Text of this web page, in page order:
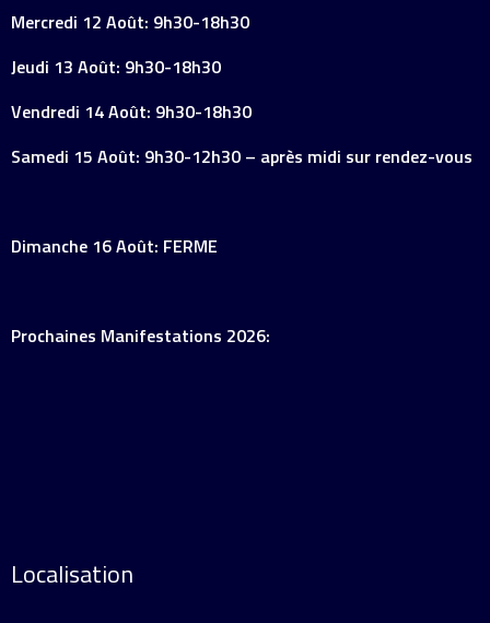
Mercredi 12 Août: 9h30-18h30
Jeudi 13 Août: 9h30-18h30
Vendredi 14 Août: 9h30-18h30
Samedi 15 Août: 9h30-12h30 – après midi sur rendez-vous
Dimanche 16 Août: FERME
Prochaines Manifestations 2026:
Localisation